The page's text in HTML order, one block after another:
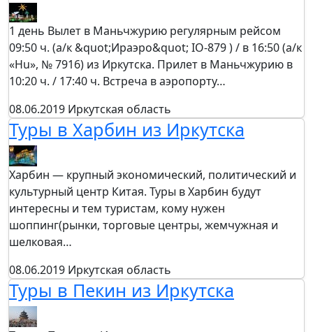
1 день Вылет в Маньчжурию регулярным рейсом
09:50 ч. (а/к &quot;Ираэро&quot; IO-879 ) / в 16:50 (а/к
«Hu», № 7916) из Иркутска. Прилет в Маньчжурию в
10:20 ч. / 17:40 ч. Встреча в аэропорту…
08.06.2019 Иркутская область
Туры в Харбин из Иркутска
Харбин — крупный экономический, политический и
культурный центр Китая. Туры в Харбин будут
интересны и тем туристам, кому нужен
шоппинг(рынки, торговые центры, жемчужная и
шелковая…
08.06.2019 Иркутская область
Туры в Пекин из Иркутска